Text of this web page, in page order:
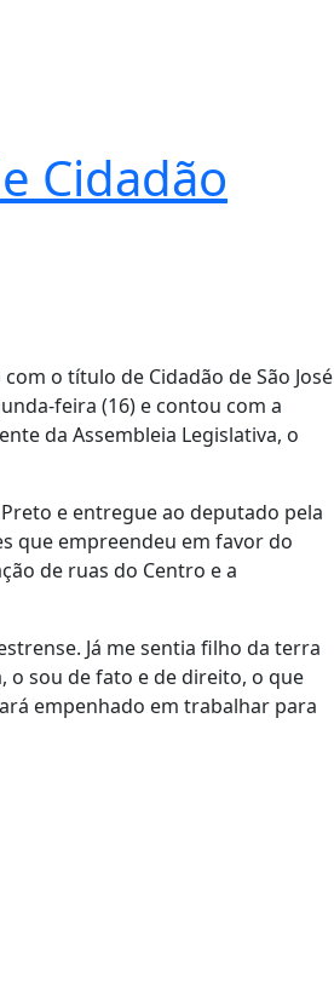
Cidadão
o título de Cidadão de São José
feira (16) e contou com a
da Assembleia Legislativa, o
e entregue ao deputado pela
que empreendeu em favor do
de ruas do Centro e a
Já me sentia filho da terra
o sou de fato e de direito, o que
empenhado em trabalhar para